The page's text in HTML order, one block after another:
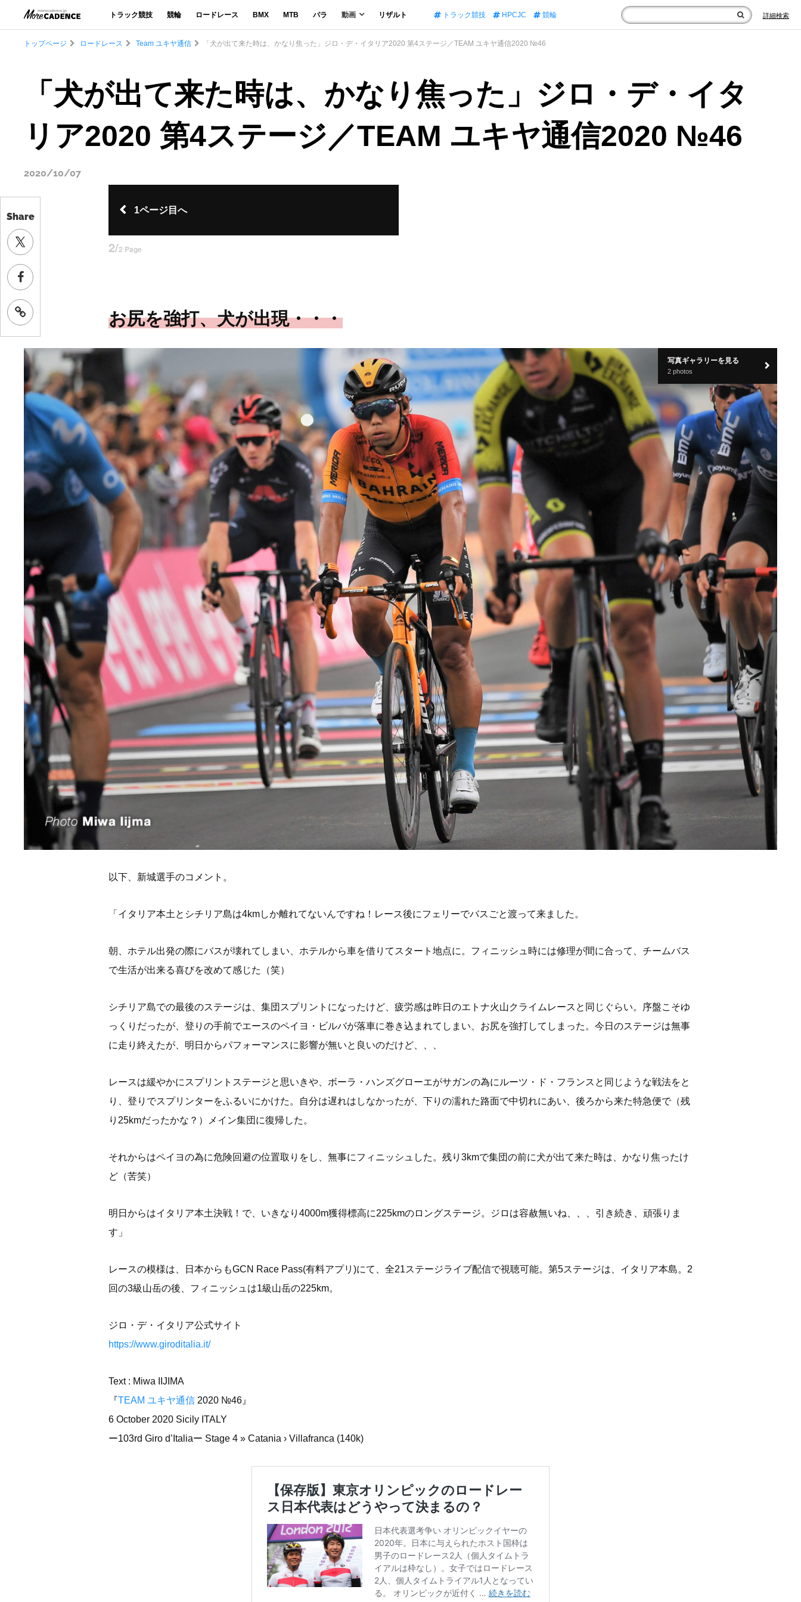
トラック競技 競輪 ロードレース BMX MTB パラ 動画 リザルト トラック競技 HPCJC 競輪 詳細検索
Share
トップページ ロードレース Team ユキヤ通信 「犬が出て来た時は、かなり焦った」ジロ・デ・イタリア2020 第4ステージ／TEAM ユキヤ通信2020 №46
「犬が出て来た時は、かなり焦った」ジロ・デ・イタ
リア2020 第4ステージ／TEAM ユキヤ通信2020 №46
2020/10/07
1ページ目へ
2/2 Page
お尻を強打、犬が出現・・・
写真ギャラリーを見る
2 photos
以下、新城選手のコメント。
「イタリア本土とシチリア島は4kmしか離れてないんですね！レース後にフェリーでバスごと渡って来ました。
朝、ホテル出発の際にバスが壊れてしまい、ホテルから車を借りてスタート地点に。フィニッシュ時には修理が間に合って、チームバス
で生活が出来る喜びを改めて感じた（笑）
シチリア島での最後のステージは、集団スプリントになったけど、疲労感は昨日のエトナ火山クライムレースと同じぐらい。序盤こそゆ
っくりだったが、登りの手前でエースのペイヨ・ビルバが落車に巻き込まれてしまい、お尻を強打してしまった。今日のステージは無事
に走り終えたが、明日からパフォーマンスに影響が無いと良いのだけど、、、
レースは緩やかにスプリントステージと思いきや、ボーラ・ハンズグローエがサガンの為にルーツ・ド・フランスと同じような戦法をと
り、登りでスプリンターをふるいにかけた。自分は遅れはしなかったが、下りの濡れた路面で中切れにあい、後ろから来た特急便で（残
り25kmだったかな？）メイン集団に復帰した。
それからはペイヨの為に危険回避の位置取りをし、無事にフィニッシュした。残り3kmで集団の前に犬が出て来た時は、かなり焦ったけ
ど（苦笑）
明日からはイタリア本土決戦！で、いきなり4000m獲得標高に225kmのロングステージ。ジロは容赦無いね、、、引き続き、頑張りま
す」
レースの模様は、日本からもGCN Race Pass(有料アプリ)にて、全21ステージライブ配信で視聴可能。第5ステージは、イタリア本島。2
回の3級山岳の後、フィニッシュは1級山岳の225km。
ジロ・デ・イタリア公式サイト
https://www.giroditalia.it/
Text : Miwa IIJIMA
『TEAM ユキヤ通信 2020 №46』
6 October 2020 Sicily ITALY
ー103rd Giro d’Italiaー Stage 4 » Catania › Villafranca (140k)